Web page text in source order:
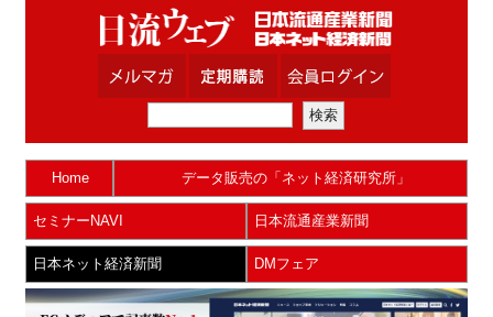
Home データ販売の「ネット経済研究所」
セミナーNAVI 日本流通産業新聞
日本ネット経済新聞 DMフェア